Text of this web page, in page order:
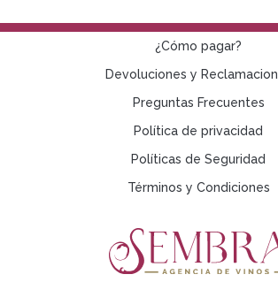
¿Cómo pagar?
Devoluciones y
Preguntas Frecuentes
Política de privacidad
Políticas de Seguridad
Términos y Condiciones